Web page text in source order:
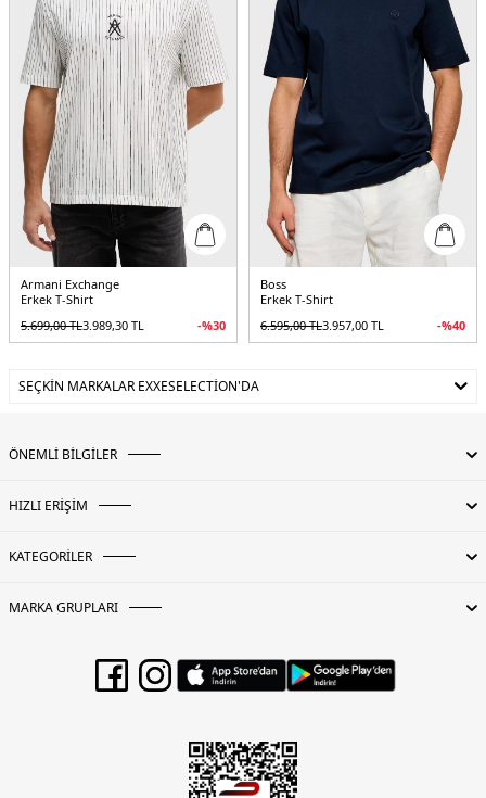
Armani Exchange
Erkek T-Shirt
5.699,00TL3.989,30 TL -%30
Boss
Erkek T-Shirt
6.595,00TL3.957,00 TL -%40
SEÇKIN MARKALAR EXXESELECTION'DA
ÖNEMLİ BİLGİLER
HIZLI ERİŞİM
KATEGORİLER
MARKA GRUPLARI